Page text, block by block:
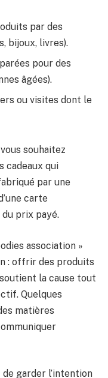
par des
bijoux, livres).
pour des
âgées).
ou visites dont le
souhaitez
cadeaux qui
par une
carte
prix payé.
association »
: offrir des produits
la cause tout
Quelques
matières
garder l’intention